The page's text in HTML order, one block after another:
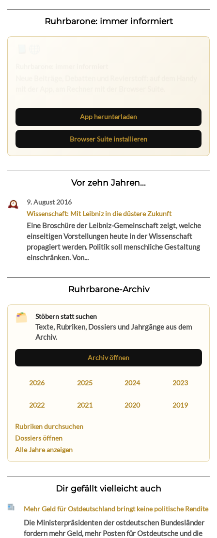
Ruhrbarone: immer informiert
App herunterladen
Browser Suite installieren
Vor zehn Jahren...
9. August 2016
Wissenschaft: Mit Leibniz in die düstere Zukunft
Eine Broschüre der Leibniz-Gemeinschaft zeigt, welche
einseitigen Vorstellungen heute in der Wissenschaft
propagiert werden. Politik soll menschliche Gestaltung
einschränken. Von...
Ruhrbarone-Archiv
Stöbern statt suchen
Texte, Rubriken, Dossiers und Jahrgänge aus dem
Archiv.
Archiv öffnen
2026 2025 2024 2023
2022 2021 2020 2019
Rubriken durchsuchen
Dossiers öffnen
Alle Jahre anzeigen
Dir gefällt vielleicht auch
Mehr Geld für Ostdeutschland bringt keine politische Rendite
Die Ministerpräsidenten der ostdeutschen Bundesländer
fordern mehr Geld, mehr Posten für Ostdeutsche und die